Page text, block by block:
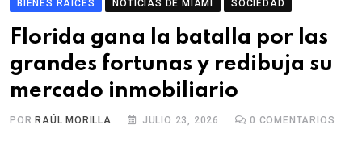
BIENES RAÍCES NOTICIAS DE MIAMI SOCIEDAD
Florida gana la batalla por las
grandes fortunas y redibuja su
mercado inmobiliario
PORRAÚL MORILLA JULIO 23, 2026 0 COMENTARIOS